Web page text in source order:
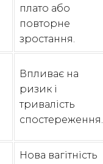
плато або
повторне
зростання.
Впливає на
ризик і
тривалість
спостереження.
Нова вагітність